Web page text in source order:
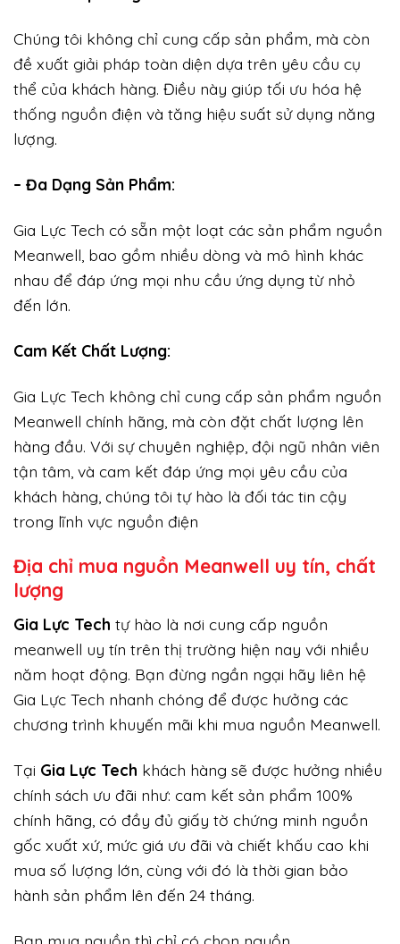
Chúng tôi không chỉ cung cấp sản phẩm, mà còn
đề xuất giải pháp toàn diện dựa trên yêu cầu cụ
thể của khách hàng. Điều này giúp tối ưu hóa hệ
thống nguồn điện và tăng hiệu suất sử dụng năng
lượng.
– Đa Dạng Sản Phẩm:
Gia Lực Tech có sẵn một loạt các sản phẩm nguồn
Meanwell, bao gồm nhiều dòng và mô hình khác
nhau để đáp ứng mọi nhu cầu ứng dụng từ nhỏ
đến lớn.
Cam Kết Chất Lượng:
Gia Lực Tech không chỉ cung cấp sản phẩm nguồn
Meanwell chính hãng, mà còn đặt chất lượng lên
hàng đầu. Với sự chuyên nghiệp, đội ngũ nhân viên
tận tâm, và cam kết đáp ứng mọi yêu cầu của
khách hàng, chúng tôi tự hào là đối tác tin cậy
trong lĩnh vực nguồn điện
Địa chỉ mua nguồn Meanwell uy tín, chất
lượng
Gia Lực Tech tự hào là nơi cung cấp nguồn
meanwell uy tín trên thị trường hiện nay với nhiều
năm hoạt động. Bạn đừng ngần ngại hãy liên hệ
Gia Lực Tech nhanh chóng để được hưởng các
chương trình khuyến mãi khi mua nguồn Meanwell.
Tại Gia Lực Tech khách hàng sẽ được hưởng nhiều
chính sách ưu đãi như: cam kết sản phẩm 100%
chính hãng, có đầy đủ giấy tờ chứng minh nguồn
gốc xuất xứ, mức giá ưu đãi và chiết khấu cao khi
mua số lượng lớn, cùng với đó là thời gian bảo
hành sản phẩm lên đến 24 tháng.